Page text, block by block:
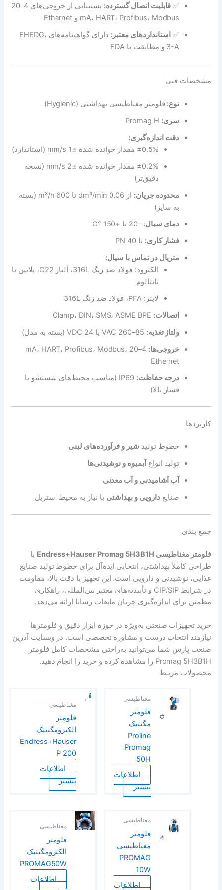
✅قابلیت اتصال گسترده:
پشتیبانی از خروجی‌های 4–20
mA، HART، Profibus، Modbus و Ethernet
✅ استانداردهای معتبر:
دارای گواهینامه‌های EHEDG،
3-A و مطابقت با FDA
مشخصات فنی
نوع: فلومتر مغناطیسی بهداشتی (Hygienic)
سری:
دقت اندازه‌گیری:
±0.5% مقدار خوانده شده ±1 mm/s (استاندارد)
±0.2% مقدار خوانده شده ±2 mm/s (نسخه
دقیق‌تر)
محدوده جریان:
از 0.06 dm³/min تا 600 m³/h (بسته
به سایز)
دمای سیال: –20 تا +150 °C
فشار کاری: تا PN 40
متریال در تماس با سیال:
الکترود: فولاد ضد زنگ 316L، آلیاژ C22، پلاتین یا
تانتالوم
لاینر: PFA، فولاد ضد زنگ 316L
اتصالات:
ولتاژ تغذیه:
خروجی‌ها:
4–20 mA، HART، Profibus، Modbus،
Ethernet
درجه حفاظت:
IP69 (مناسب محیط‌های شستشو با
فشار بالا)
کاربردها
خطوط تولید شیر و فرآورده‌های لبنی
تولید انواع آبمیوه و نوشیدنی‌ها
آب آشامیدنی و آب معدنی
صنایعدارویی و بهداشتی با نیاز به محیط استریل
جمع بندی
فلومتر مغناطیسی Endress+Hauser Promag 5H3B1H
با
طراحی کاملاً بهداشتی، انتخابی ایده‌آل برای خطوط تولید صنایع
غذایی، نوشیدنی و دارویی است. این تجهیز با دقت بالا، مقاومت
در شرایط CIP/SIP و تأییدیه‌های معتبر بین‌المللی، راهکاری
مطمئن برای اندازه‌گیری جریان مایعات رسانا ارائه می‌دهد.
خرید تجهیزات صنعتی به‌ویژه در حوزه ابزار دقیق و فلومترها
نیازمند انتخاب درست و مشاوره تخصصی است. در وبسایت آدرین
صنعت پارس شما می‌توانید به‌راحتی مشخصات کامل فلومتر
Promag 5H3B1H را مشاهده کرده و خرید را انجام دهید.
محصولات مرتبط
مغناطیسی
فلو‌متر
مگنتیک
Proline
Promag
50H
اطلاعات
بیشتر
مغناطیسی
فلومتر
الکترومگنتیک
Endress+Hauser
P 200
اطلاعات
بیشتر
مغناطیسی
فلومتر
مغناطیسی
PROMAG
10W
اطلاعات
مغناطیسی
فلومتر
الکترومگنتیک
PROMAG50W
اطلاعات